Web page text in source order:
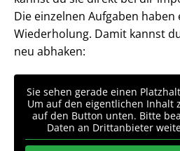
Die einzelnen Aufgaben haben
Wiederholung. Damit kannst
neu abhaken:
Sie sehen gerade einen
Um auf den eigentlichen Inhalt
auf den Button unten. Bitte
Daten an Drittanbieter